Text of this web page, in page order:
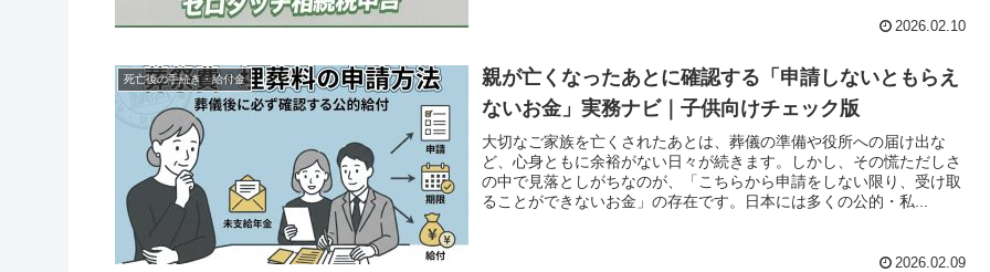
2026.02.10
死亡後の手続き・給付金
親が亡くなったあとに確認する「申請しないともらえ
ないお金」実務ナビ｜子供向けチェック版
大切なご家族を亡くされたあとは、葬儀の準備や役所への届け出な
ど、心身ともに余裕がない日々が続きます。しかし、その慌ただしさ
の中で見落としがちなのが、「こちらから申請をしない限り、受け取
ることができないお金」の存在です。日本には多くの公的・私...
2026.02.09